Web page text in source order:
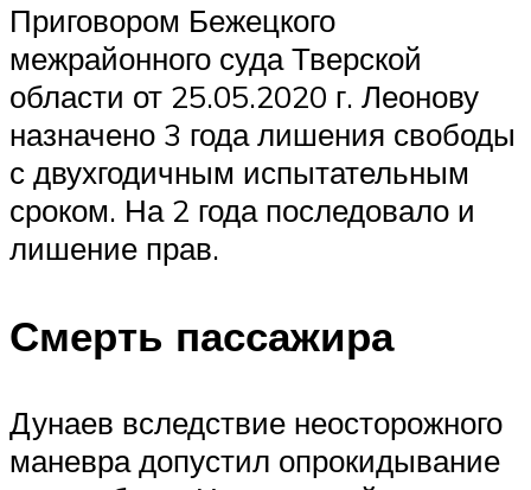
Приговором Бежецкого
межрайонного суда Тверской
области от 25.05.2020 г. Леонову
назначено 3 года лишения свободы
с двухгодичным испытательным
сроком. На 2 года последовало и
лишение прав.
Смерть пассажира
Дунаев вследствие неосторожного
маневра допустил опрокидывание